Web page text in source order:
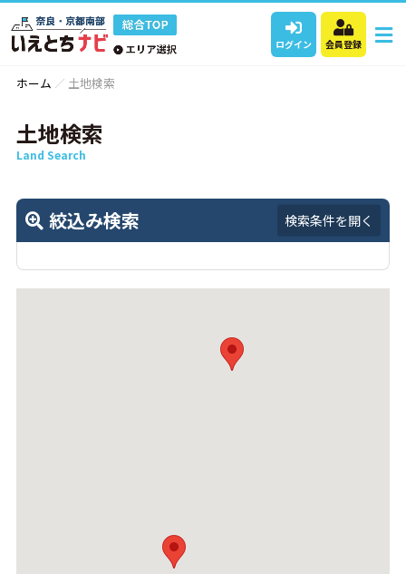
ログイン 会員登録
ホーム 土地検索
土地検索
Land Search
絞込み検索 検索条件を開く